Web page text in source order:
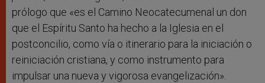
prólogo que «es el Camino Neocatecumenal un don
que el Espíritu Santo ha hecho a la Iglesia en el
postconcilio, como vía o itinerario para la iniciación o
reiniciación cristiana, y como instrumento para
impulsar una nueva y vigorosa evangelización».